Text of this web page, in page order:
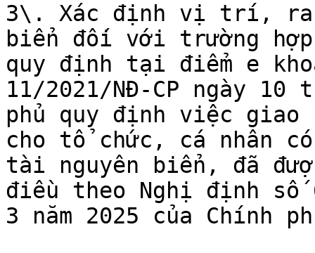
3\. Xác định vị trí,
biển đối với trường
quy định tại điểm e
11/2021/NĐ-CP ngày 10
phủ quy định việc giao
cho tổ chức, cá nhân
tài nguyên biển, đã
điều theo Nghị định số
3 năm 2025 của Chính